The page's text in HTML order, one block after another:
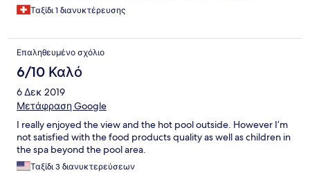
Ταξίδι 1 διανυκτέρευσης
Επαληθευμένο σχόλιο
6/10 Καλό
6 Δεκ 2019
Μετάφραση Google
I really enjoyed the view and the hot pool outside. However I’m
not satisfied with the food products quality as well as children in
the spa beyond the pool area.
Ταξίδι 3 διανυκτερεύσεων